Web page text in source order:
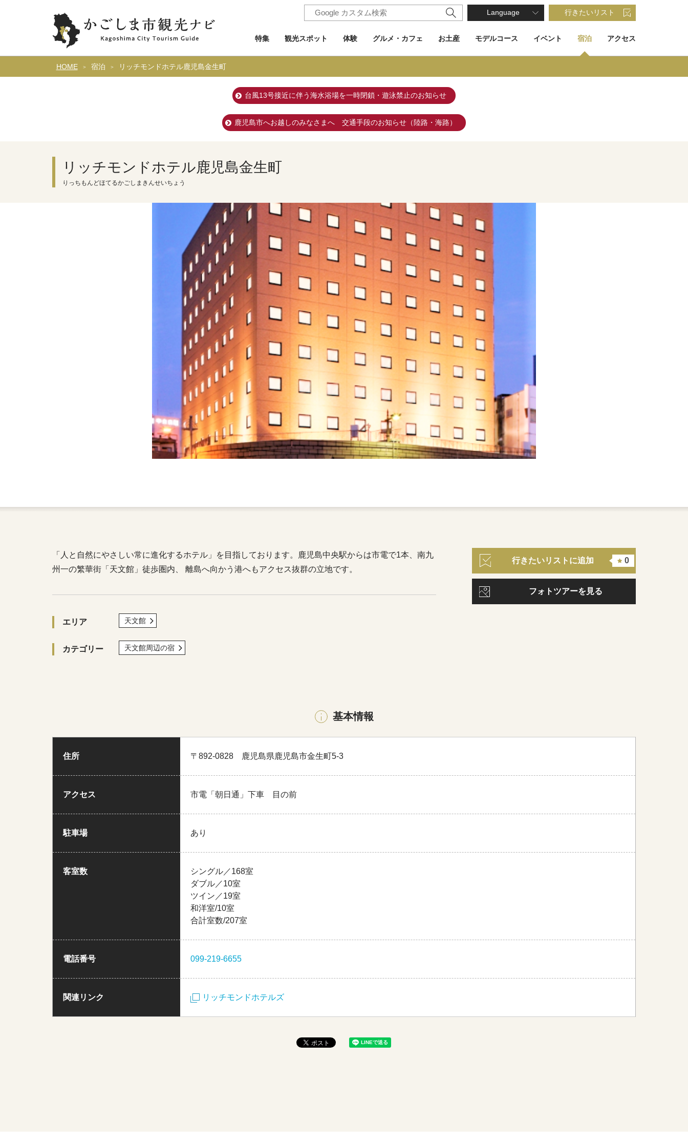
Language 行きたいリスト
特集 観光スポット 体験 グルメ・カフェ お土産 モデルコース イベント 宿泊 アクセス
HOME 宿泊 リッチモンドホテル鹿児島金生町
台風13号接近に伴う海水浴場を一時閉鎖・遊泳禁止のお知らせ
鹿児島市へお越しのみなさまへ 交通手段のお知らせ（陸路・海路）
リッチモンドホテル鹿児島金生町
りっちもんどほてるかごしまきんせいちょう
「人と自然にやさしい常に進化するホテル」を目指しております。鹿児島中央駅からは市電で1本、南九
州一の繁華街「天文館」徒歩圏内、 離島へ向かう港へもアクセス抜群の立地です。
エリア 天文館
カテゴリー 天文館周辺の宿
行きたいリストに追加 0
フォトツアーを見る
基本情報
住所 〒892-0828 鹿児島県鹿児島市金生町5-3
アクセス 市電「朝日通」下車 目の前
駐車場 あり
客室数
シングル／168室
ダブル／10室
ツイン／19室
和洋室/10室
合計室数/207室
電話番号 099-219-6655
関連リンク リッチモンドホテルズ